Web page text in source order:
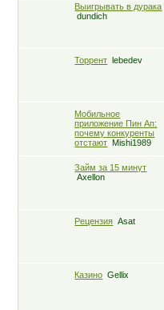
Выигрывать в дурака
dundich
Торрент lebedev
Мобильное
приложение Пин Ап:
почему конкуренты
отстают Mishi1989
Займ за 15 минут
Axellon
Рецензия Asat
Казино Gellix